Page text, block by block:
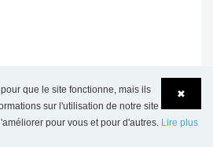
✖
que le site fonctionne, mais ils
sur l'utilisation de notre site
pour vous et pour d'autres. Lire plus